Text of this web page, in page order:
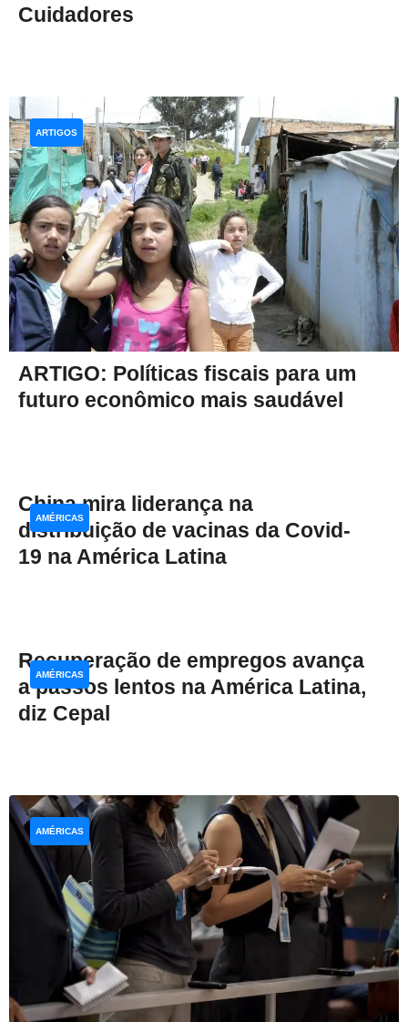
Cuidadores
ARTIGO: Políticas fiscais para um
futuro econômico mais saudável
ARTIGOS
China mira liderança na
distribuição de vacinas da Covid-
19 na América Latina
AMÉRICAS
Recuperação de empregos avança
a passos lentos na América Latina,
diz Cepal
AMÉRICAS
AMÉRICAS